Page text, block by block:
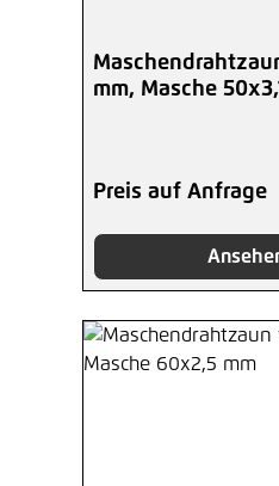
mm, Masche
Preis auf Anfrage